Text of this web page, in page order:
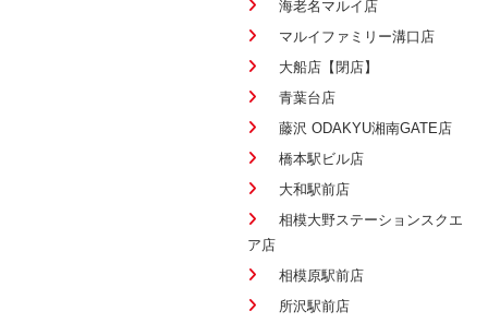
海老名マルイ店
マルイファミリー溝口店
大船店【閉店】
青葉台店
藤沢 ODAKYU湘南GATE店
橋本駅ビル店
大和駅前店
相模大野ステーションスクエ
ア店
相模原駅前店
所沢駅前店